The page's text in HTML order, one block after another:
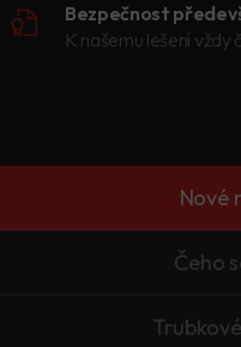
Bezpečnost
K našemu lešení
Nové
Čeho